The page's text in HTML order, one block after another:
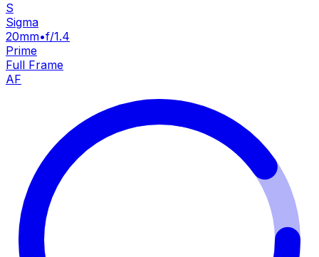
S
Sigma
20mm•f/1.4
Prime
Full Frame
AF